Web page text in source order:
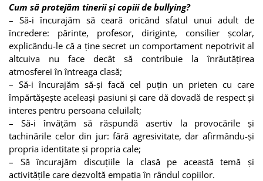
Cum să protejăm tinerii și copiii de bullying?
– Să-i încurajăm să ceară oricând sfatul unui adult de
încredere: părinte, profesor, diriginte, consilier școlar,
explicându-le că a ține secret un comportament nepotrivit al
altcuiva nu face decât să contribuie la înrăutățirea
atmosferei în întreaga clasă;
– Să-i încurajăm să-și facă cel puțin un prieten cu care
împărtășește aceleași pasiuni și care dă dovadă de respect și
interes pentru persoana celuilalt;
– Să-i învățăm să răspundă asertiv la provocările și
tachinările celor din jur: fără agresivitate, dar afirmându-și
propria identitate și propria cale;
– Să încurajăm discuțiile la clasă pe această temă și
activitățile care dezvoltă empatia în rândul copiilor.